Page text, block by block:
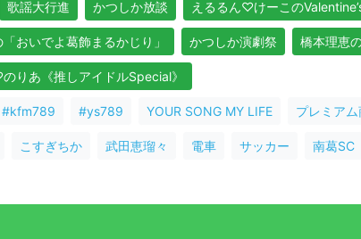
歌謡大行進 かつしか放談 えるるん♡けーこの
おいでよ葛飾まるかじり」 かつしか演劇祭 橋本理恵
りあ《推しアイドルSpecial》
#kfm789 #ys789 YOUR SONG MY LIFE プレミア
こすぎちか 武田恵瑠々 電車 サッカー 南葛SC